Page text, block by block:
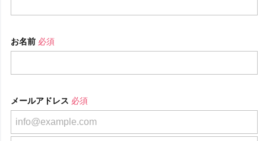
お名前 必須
メールアドレス 必須